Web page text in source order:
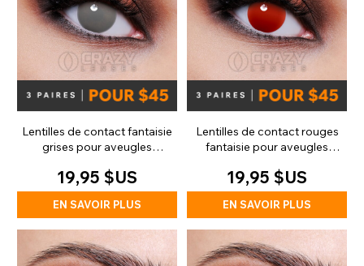
Lentilles de contact fantaisie
grises pour aveugles
19,95 $US
EN SAVOIR PLUS
Lentilles de contact rouges
fantaisie pour aveugles
19,95 $US
EN SAVOIR PLUS